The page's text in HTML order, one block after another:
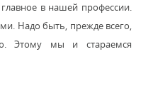
главное в нашей профессии.
Надо быть, прежде всего,
Этому мы и стараемся